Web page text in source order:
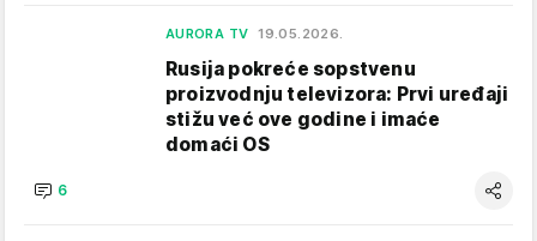
AURORA TV 19.05.2026.
Rusija pokreće sopstvenu
proizvodnju televizora: Prvi uređaji
stižu već ove godine i imaće
domaći OS
6